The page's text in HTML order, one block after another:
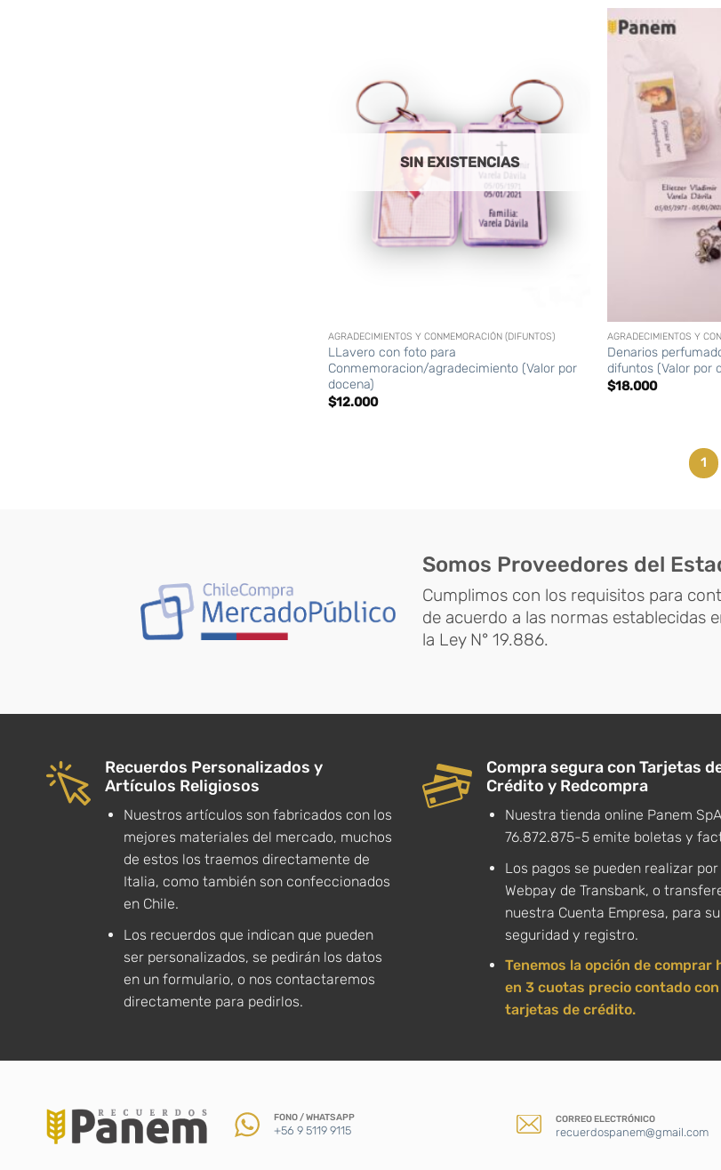
SIN EXISTENCIAS
AGRADECIMIENTOS Y CONMEMORACIÓN (DIFUNTOS)
LLavero con foto para
Conmemoracion/agradecimiento (Valor por
docena)
$12.000
AGRADECIMIENTOS Y
Denarios
difuntos (Valor por
$18.000
1
Somos Proveedores del
Cumplimos con los requisitos para
de acuerdo a las normas establecidas
la Ley N° 19.886.
Recuerdos Personalizados y
Artículos Religiosos
Nuestros artículos son fabricados con los
mejores materiales del mercado, muchos
de estos los traemos directamente de
Italia, como también son confeccionados
en Chile.
Los recuerdos que indican que pueden
ser personalizados, se pedirán los datos
en un formulario, o nos contactaremos
directamente para pedirlos.
Compra segura con Tarjetas
Crédito y Redcompra
Nuestra tienda online Panem
76.872.875-5 emite boletas y
Los pagos se pueden realizar por
Webpay de Transbank, o
nuestra Cuenta Empresa, para su
seguridad y registro.
Tenemos la opción de comprar
en 3 cuotas precio contado con
tarjetas de crédito.
FONO / WHATSAPP
+56 9 5119 9115
CORREO ELECTRÓNICO
recuerdospanem@gmail.com